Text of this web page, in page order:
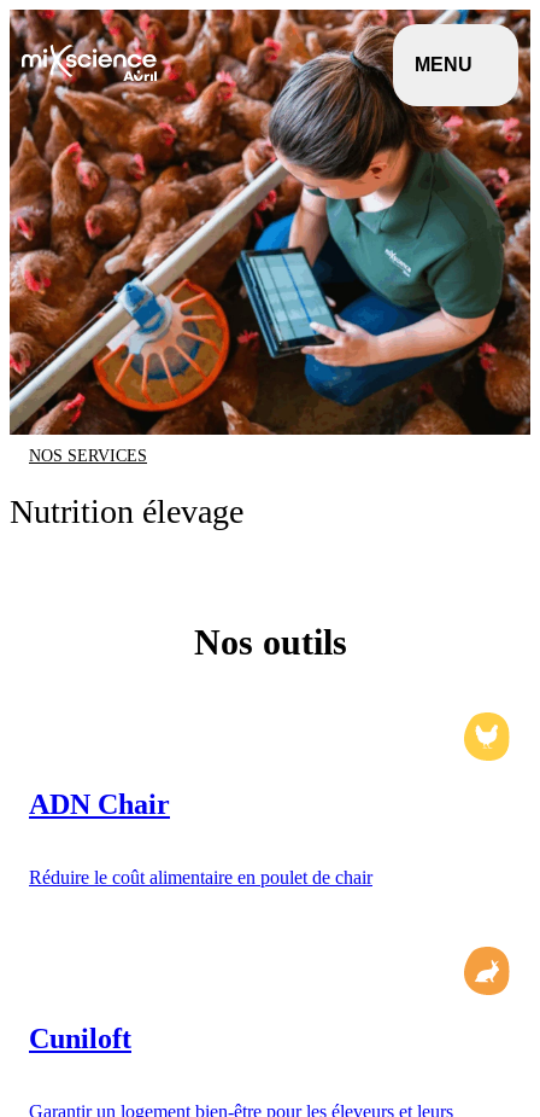
Panneau de gestion des cookies
Aller au contenu principal
MENU
NOS SERVICES
Nutrition élevage
Nos outils
ADN Chair
Réduire le coût alimentaire en poulet de chair
Cuniloft
Garantir un logement bien-être pour les éleveurs et leurs